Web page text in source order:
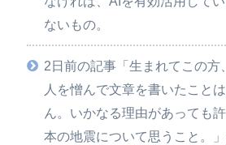
ないもの。
2日前の記事「生まれてこの方
人を憎んで文章を書いたこと
ん。いかなる理由があっても
本の地震について思うこと。」